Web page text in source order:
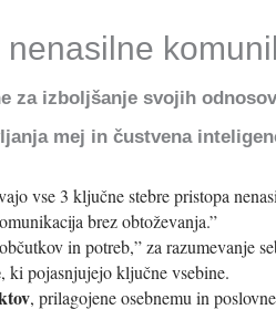
za izboljšanje svojih
mej in čustvena
vse 3 ključne stebre pristopa
brez obtoževanja.”
in potreb,” za razumevanje
, ki pojasnjujejo ključne vsebine.
, prilagojene osebnemu in